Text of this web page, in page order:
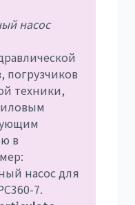
насос
погрузчиков
техники,
в
насос для
7.